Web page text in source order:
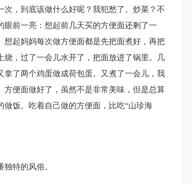
，到底该做什么好呢？我犯愁了。炒菜？不
前一亮：想起前几天买的方便面还剩了一
起妈妈每次做方便面都是先把面煮好，再把
，过了一会儿水开了，把面放进了锅里。几
了两个鸡蛋做成荷包蛋。又煮了一会儿，我
便面做好了，虽然不是非常美味，但是总算
饭。吃着自己做的方便面，比吃“山珍海
特的风俗。